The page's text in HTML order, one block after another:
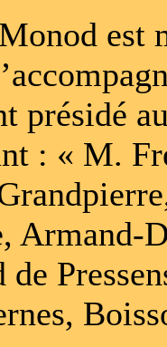
est
présidé
: « M.